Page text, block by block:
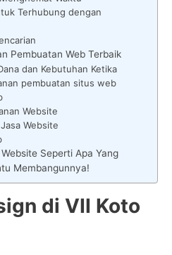
Terhubung dengan
Pembuatan Web Terbaik
dan Kebutuhan Ketika
pembuatan situs web
Website
Website
Seperti Apa Yang
Membangunnya!
di VII Koto